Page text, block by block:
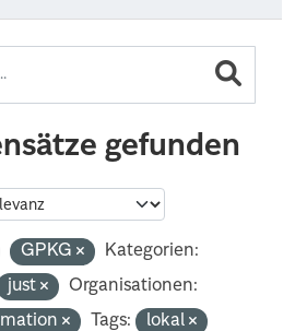
gefunden
GPKG
Kategorien:
just
Organisationen:
Tags: lokal